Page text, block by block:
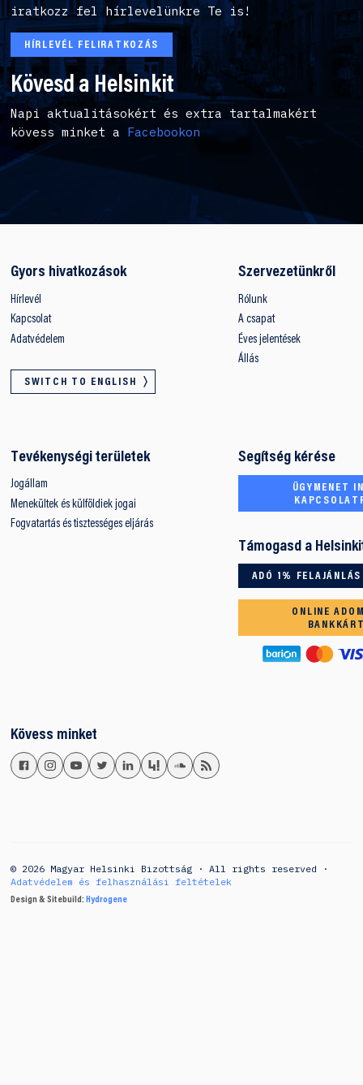
iratkozz fel hírlevelünkre Te is!
HÍRLEVÉL FELIRATKOZÁS
Kövesd a Helsinkit
Napi aktualitásokért és extra tartalmakért
kövess minket a Facebookon
Gyors hivatkozások
Hírlevél
Kapcsolat
Adatvédelem
SWITCH TO ENGLISH
Szervezetünkről
Rólunk
A csapat
Éves jelentések
Állás
Tevékenységi területek
Jogállam
Menekültek és külföldiek jogai
Fogvatartás és tisztességes eljárás
Segítség kérése
ÜGYMENET
Támogasd a
ADÓ 1% FELAJÁNLÁS
ONLINE
Kövess minket
© 2026 Magyar Helsinki Bizottság · All rights reserved ·
Adatvédelem és felhasználási feltételek
Design & Sitebuild: Hydrogene